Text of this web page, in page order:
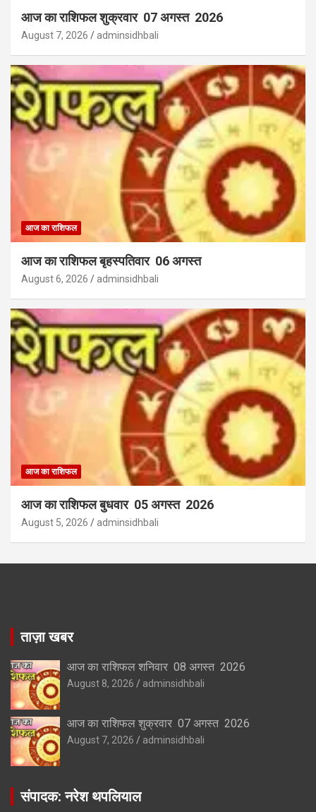
आज का राशिफल शुक्रवार 07 अगस्त 2026
August 7, 2026 adminsidhbali
आज का राशिफल
आज का राशिफल बृहस्पतिवार 06 अगस्त
August 6, 2026 adminsidhbali
आज का राशिफल
आज का राशिफल बुधवार 05 अगस्त 2026
August 5, 2026 adminsidhbali
ताज़ा खबर
आज का राशिफल शनिवार 08 अगस्त 2026
August 8, 2026 adminsidhbali
आज का राशिफल शुक्रवार 07 अगस्त 2026
August 7, 2026 adminsidhbali
संपादक: नरेश थपलियाल